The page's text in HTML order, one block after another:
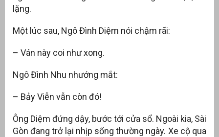
lặng.
Một lúc sau, Ngô Đình Diệm nói chậm rãi:
– Ván này coi như xong.
Ngô Đình Nhu nhướng mắt:
– Bảy Viễn vẫn còn đó!
Ông Diệm đứng dậy, bước tới cửa sổ. Ngoài kia, Sài
Gòn đang trở lại nhịp sống thường ngày. Xe cộ qua